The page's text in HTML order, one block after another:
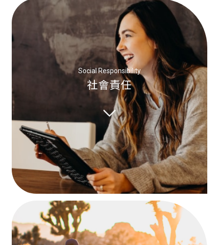
社會責任
Social Responsibility
維護身心靈健康、整合臺灣凍卵資
源並積極回饋社會